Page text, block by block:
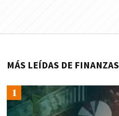
MÁS LEÍDAS DE FINANZAS